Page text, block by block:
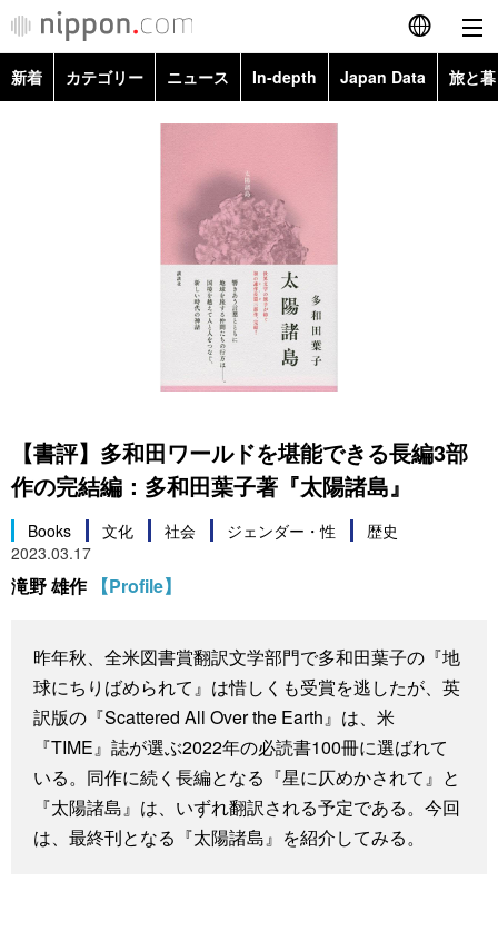
English
社会
文化
科学・技術
暮らし
スポーツ・東京2020
旅と暮らし
動画/Live
Books
Cinema
Topics
Images
People
新着 カテゴリー ニュース In-depth Japan Data 旅と
暮らし
スポーツ・東京2020
【書評】多和田ワールドを堪能できる長編3部
作の完結編：多和田葉子著『太陽諸島』
Books 文化 社会 ジェンダー・性
歴史
2023.03.17
滝野 雄作 【Profile】
昨年秋、全米図書賞翻訳文学部門で多和田葉子の『地
球にちりばめられて』は惜しくも受賞を逃したが、英
訳版の『Scattered All Over the Earth』は、米
『TIME』誌が選ぶ2022年の必読書100冊に選ばれて
いる。同作に続く長編となる『星に仄めかされて』と
『太陽諸島』は、いずれ翻訳される予定である。今回
は、最終刊となる『太陽諸島』を紹介してみる。